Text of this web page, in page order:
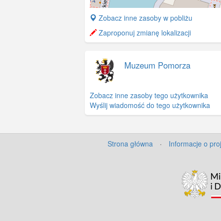
+
−
Zobacz inne zasoby w pobliżu
Zaproponuj zmianę lokalizacji
Muzeum Pomorza
Zobacz inne zasoby tego użytkownika
Wyślij wiadomość do tego użytkownika
Strona główna · Informacje o